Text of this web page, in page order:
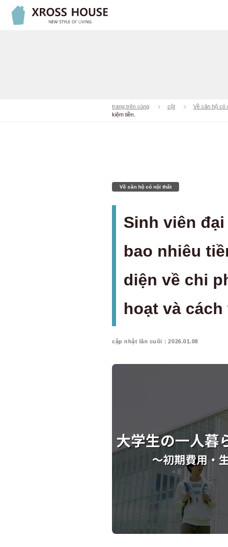
trang trên cùng cột Về căn hộ có
kiệm tiền.
Về căn hộ có nội thất
Sinh viên
bao nhiêu
diện về chi
hoạt và
cập nhật lần cuối：2026.01.08